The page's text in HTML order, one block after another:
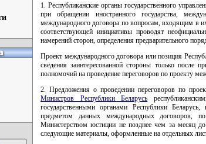
1. Республиканские органы государственного
при обращении иностранного государства,
международного договора по вопросам, входящим в
соответствующей инициативы проводят
намерений сторон, определения предварительного
Проект международного договора или позиция
сведения заинтересованной стороны только после
полномочий на проведение переговоров по проекту
2. Предложения о проведении переговоров по
Министров Республики Беларусь
государственными органами Республики
предметом данных международных договоров,
Министерством юстиции не позднее чем за месяц
следующие материалы, оформленные на отдельных